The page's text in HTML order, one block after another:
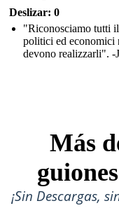
Deslizar: 0
"Riconosciamo tutti
politici ed economici
devono realizzarli". -
Más
¡Sin Descargas,